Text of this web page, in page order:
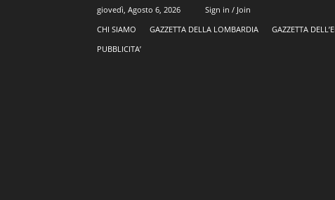
giovedì, Agosto 6, 2026
Sign in / Join
CHI SIAMO
GAZZETTA DELLA LOMBARDIA GAZZETTA
PUBBLICITA’